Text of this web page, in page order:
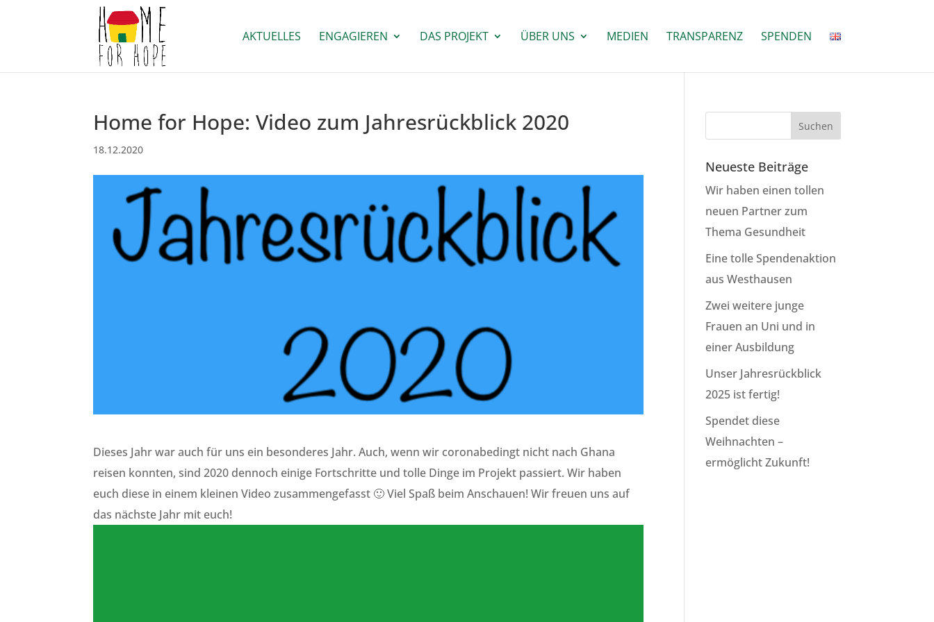
AKTUELLES ENGAGIEREN DAS PROJEKT ÜBER UNS MEDIEN TRANSPARENZ SPENDEN
Home for Hope: Video zum Jahresrückblick 2020
18.12.2020
Dieses Jahr war auch für uns ein besonderes Jahr. Auch, wenn wir coronabedingt nicht nach Ghana
reisen konnten, sind 2020 dennoch einige Fortschritte und tolle Dinge im Projekt passiert. Wir haben
euch diese in einem kleinen Video zusammengefasst 🙂 Viel Spaß beim Anschauen! Wir freuen uns auf
das nächste Jahr mit euch!
Neueste Beiträge
Wir haben einen tollen
neuen Partner zum
Thema Gesundheit
Eine tolle Spendenaktion
aus Westhausen
Zwei weitere junge
Frauen an Uni und in
einer Ausbildung
Unser Jahresrückblick
2025 ist fertig!
Spendet diese
Weihnachten –
ermöglicht Zukunft!